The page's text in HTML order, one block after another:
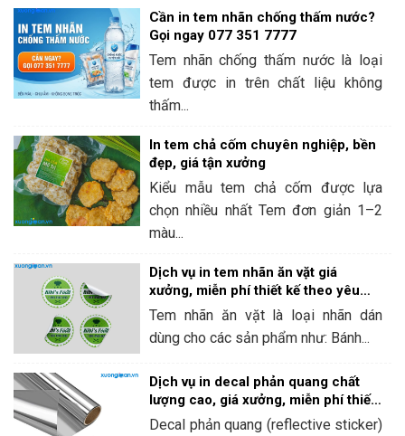
Cần in tem nhãn chống thấm nước?
Gọi ngay 077 351 7777
Tem nhãn chống thấm nước là loại
tem được in trên chất liệu không
thấm...
In tem chả cốm chuyên nghiệp, bền
đẹp, giá tận xưởng
Kiểu mẫu tem chả cốm được lựa
chọn nhiều nhất Tem đơn giản 1–2
màu...
Dịch vụ in tem nhãn ăn vặt giá
xưởng, miễn phí thiết kế theo yêu
cầu
Tem nhãn ăn vặt là loại nhãn dán
dùng cho các sản phẩm như: Bánh...
Dịch vụ in decal phản quang chất
lượng cao, giá xưởng, miễn phí thiết
kế tại Xưởng In Ấn
Decal phản quang (reflective sticker)